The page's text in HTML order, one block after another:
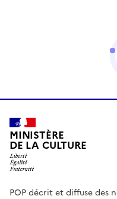
MINISTÈRE
DE LA CULTURE
POP décrit et diffuse des